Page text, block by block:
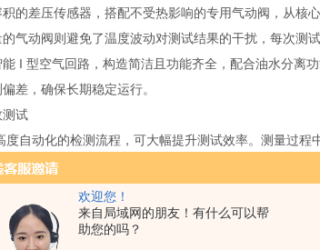
欢迎您！
来自局域网的朋友！有什么可以帮
助您的吗？
的差压传感器，搭配不受热影响的专用气动阀，从核
气动阀则避免了温度波动对测试结果的干扰，每次测
I 型空气回路，构造简洁且功能齐全，配合油水分离
差，确保长期稳定运行。
测试
度自动化的检测流程，可大幅提升测试效率。测量过
计算泄漏量，并根据预设标准判定 OK/NG，无需人
；针对大漏场景，差压超过 2200Pa 时也会立即停机
测准确性，同时缩短测试时间，适配多品种、小批量的
理